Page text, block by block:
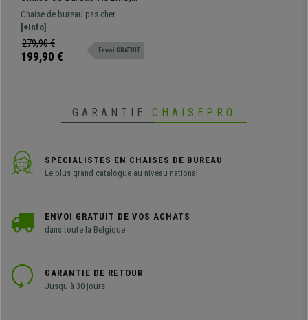
Piétement métallique,
Design avec des coutures
élégantes, Cuir, Noir
Chaise de bureau pas cher
KOLMU: un modèle avec un
design original qui associe
confort et matériaux de qualité.
[+Info]
279,90 €
199,90 € Envoi GRATUIT
GARANTIE CHAISEPRO
SPÉCIALISTES EN CHAISES DE BUREAU
Le plus grand catalogue au niveau national
ENVOI GRATUIT DE VOS ACHATS
dans toute la Belgique
GARANTIE DE RETOUR
Jusqu'à 30 jours